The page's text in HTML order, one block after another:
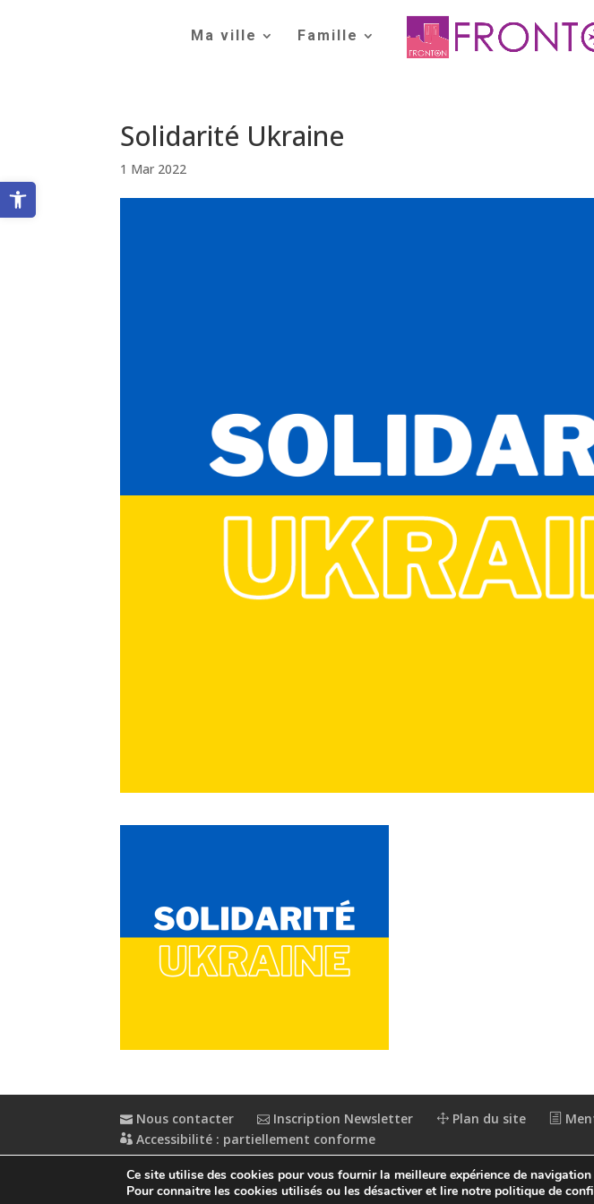
Ouvrir la barre d’outils
Ma ville Famille
Solidarité Ukraine
1 Mar 2022
Nous contacter Inscription Newsletter Plan du site
Accessibilité : partiellement conforme
© ConceptionAgence CosiWeb
Ce site utilise des cookies pour vous fournir la meilleure expérience de
Pour connaitre les cookies utilisés ou les désactiver et lire notre politique de